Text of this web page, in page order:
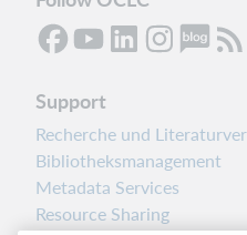
Support
Recherche und
Bibliotheksmanagement
Metadata Services
Resource Sharing